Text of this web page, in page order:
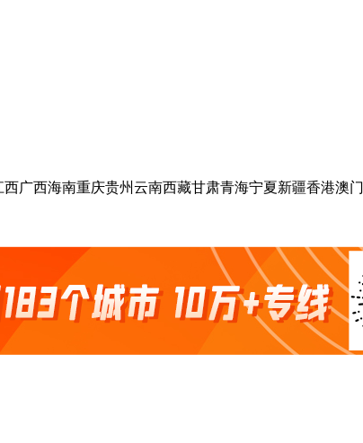
西广西海南重庆贵州云南西藏甘肃青海宁夏新疆香港澳门